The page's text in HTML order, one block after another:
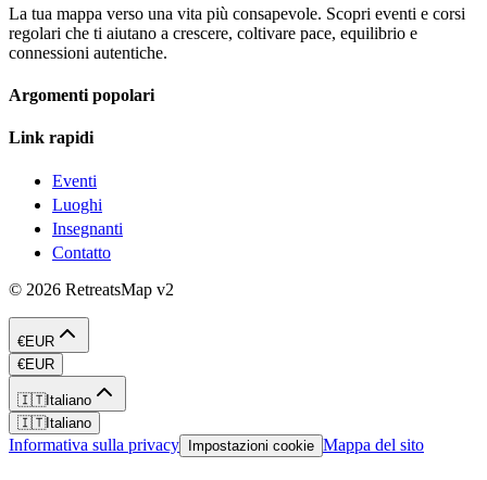
La tua mappa verso una vita più consapevole. Scopri eventi e corsi
regolari che ti aiutano a crescere, coltivare pace, equilibrio e
connessioni autentiche.
Argomenti popolari
Link rapidi
Eventi
Luoghi
Insegnanti
Contatto
© 2026 RetreatsMap v2
€EUR
€EUR
🇮🇹Italiano
🇮🇹Italiano
Informativa sulla privacy Impostazioni cookie Mappa del sito